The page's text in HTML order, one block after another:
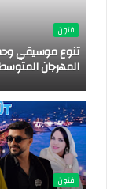
فنون
تنوع موسيقي
المهرجان
فنون